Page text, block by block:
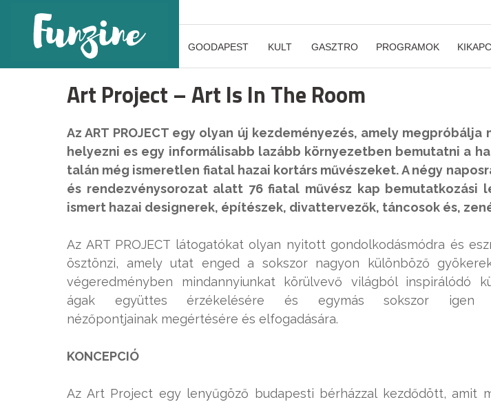
GOODAPEST KULT GASZTRO PROGRAMOK
Art Project – Art Is In The Room
Az ART PROJECT egy olyan új kezdeményezés, amely
helyezni es egy informálisabb lazább környezetben bemutatni a
talán még ismeretlen fiatal hazai kortárs művészeket. A négy
és rendezvénysorozat alatt 76 fiatal művész kap bemutatkozási
ismert hazai designerek, építészek, divattervezők, táncosok és,
Az ART PROJECT látogatókat olyan nyitott gondolkodásmódra és
ösztönzi, amely utat enged a sokszor nagyon különböző
végeredményben mindannyiunkat körülvevő világból inspirálódó
ágak együttes érzékelésére és egymás sokszor
nézőpontjainak megértésére és elfogadására.
KONCEPCIÓ
Az Art Project egy lenyűgöző budapesti bérházzal kezdődött, amit